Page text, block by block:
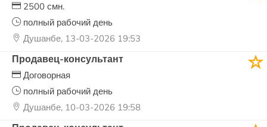
2500 смн.
полный рабочий день
Душанбе, 13-03-2026 19:53
Продавец-консультант
Договорная
полный рабочий день
Душанбе, 10-03-2026 19:58